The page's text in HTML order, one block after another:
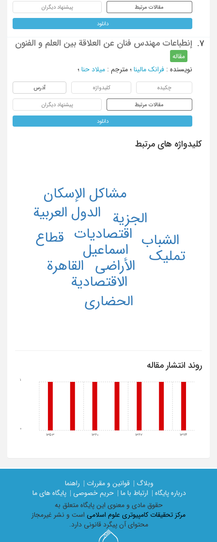
مقالات مرتبط پیشنهاد دیگران
دانلود
7. إنطباعات مهندس فنان عن العلاقة بین العلم و الفنون
مقاله
نویسنده : فرانک مالینا ؛ مترجم : میلاد حنا ؛
چکیده کلیدواژه آدرس
مقالات مرتبط پیشنهاد دیگران
دانلود
کلیدواژه های مرتبط
اسماعیل
اقتصادیات
الأراضی
الاقتصادیة
الجزیة
الحضاری
الدول العربیة
الشباب
القاهرة
تملیک
قطاع
مشاکل الإسکان
روند انتشار مقاله
1353 1360 1362 1374
0
1
وبلاگ | قوانین و مقررات |
راهنما
درباره پایگاه |
ارتباط با ما | حریم خصوصی |
پایگاه های ما
حقوق مادی و معنوی اين پايگاه متعلق به
مرکز تحقیقات کامپیوتری علوم اسلامی است و نشر غیرمجاز
محتوای آن پیگرد قانونی دارد.